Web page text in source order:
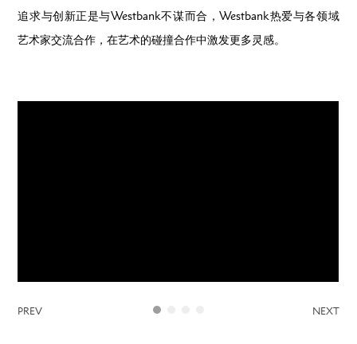
追求与创新正是与Westbank不谋而合，Westbank热爱与各领域
艺术家交流合作，在艺术的碰撞合作中激发更多灵感。
NEXT
PREV